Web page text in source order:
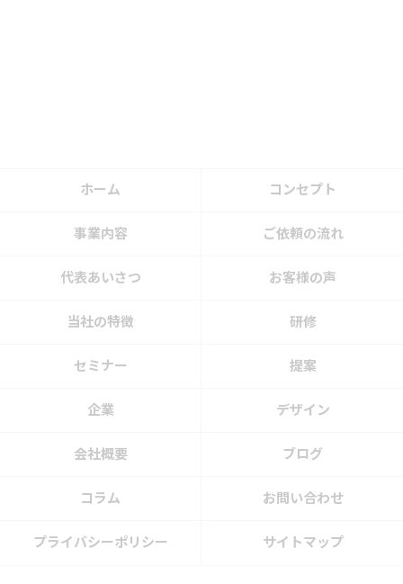
ホーム コンセプト
事業内容 ご依頼の流れ
代表あいさつ お客様の声
当社の特徴 研修
セミナー 提案
企業 デザイン
会社概要 ブログ
コラム お問い合わせ
プライバシーポリシー サイトマップ